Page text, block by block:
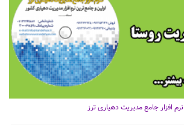
نرم افزار جامع مدیریت دهیاری ترز